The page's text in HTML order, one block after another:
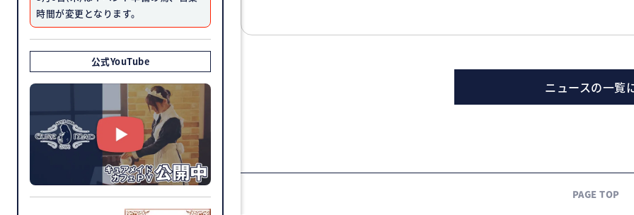
時間が変更となります。
公式YouTube
ニュースの一覧
PAGE TOP